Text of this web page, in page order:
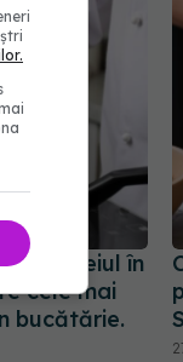
uleiul în
cele mai
bucătărie.